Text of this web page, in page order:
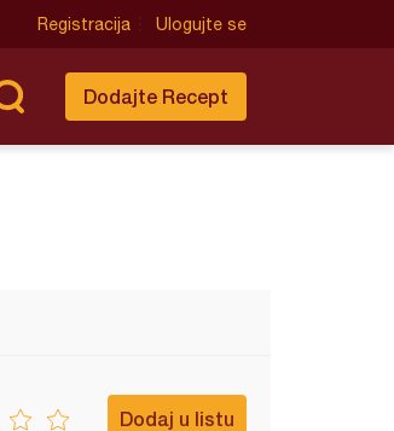
Registracija Ulogujte se
Dodajte Recept
Dodaj u listu